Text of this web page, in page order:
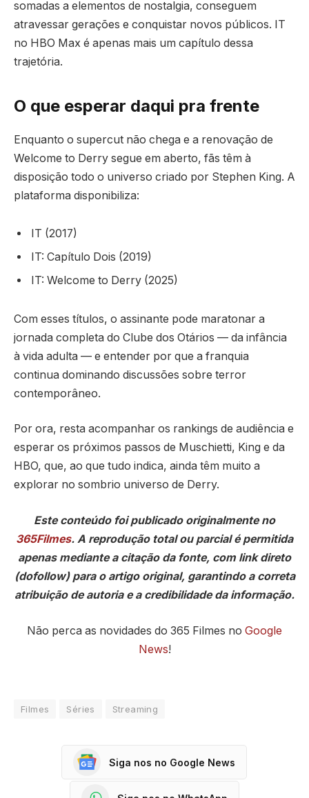
somadas a elementos de nostalgia, conseguem
atravessar gerações e conquistar novos públicos. IT
no HBO Max é apenas mais um capítulo dessa
trajetória.
O que esperar daqui pra frente
Enquanto o supercut não chega e a renovação de
Welcome to Derry segue em aberto, fãs têm à
disposição todo o universo criado por Stephen King. A
plataforma disponibiliza:
IT (2017)
IT: Capítulo Dois (2019)
IT: Welcome to Derry (2025)
Com esses títulos, o assinante pode maratonar a
jornada completa do Clube dos Otários — da infância
à vida adulta — e entender por que a franquia
continua dominando discussões sobre terror
contemporâneo.
Por ora, resta acompanhar os rankings de audiência e
esperar os próximos passos de Muschietti, King e da
HBO, que, ao que tudo indica, ainda têm muito a
explorar no sombrio universo de Derry.
Este conteúdo foi publicado originalmente no
365Filmes. A reprodução total ou parcial é permitida
apenas mediante a citação da fonte, com link direto
(dofollow) para o artigo original, garantindo a correta
atribuição de autoria e a credibilidade da informação.
Não perca as novidades do 365 Filmes no Google
News!
Filmes Séries Streaming
Siga nos no Google News